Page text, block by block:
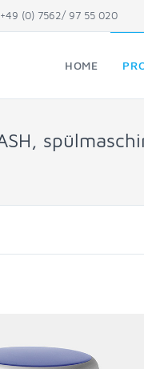
+49 (0) 7562/ 97 55 020
HOME